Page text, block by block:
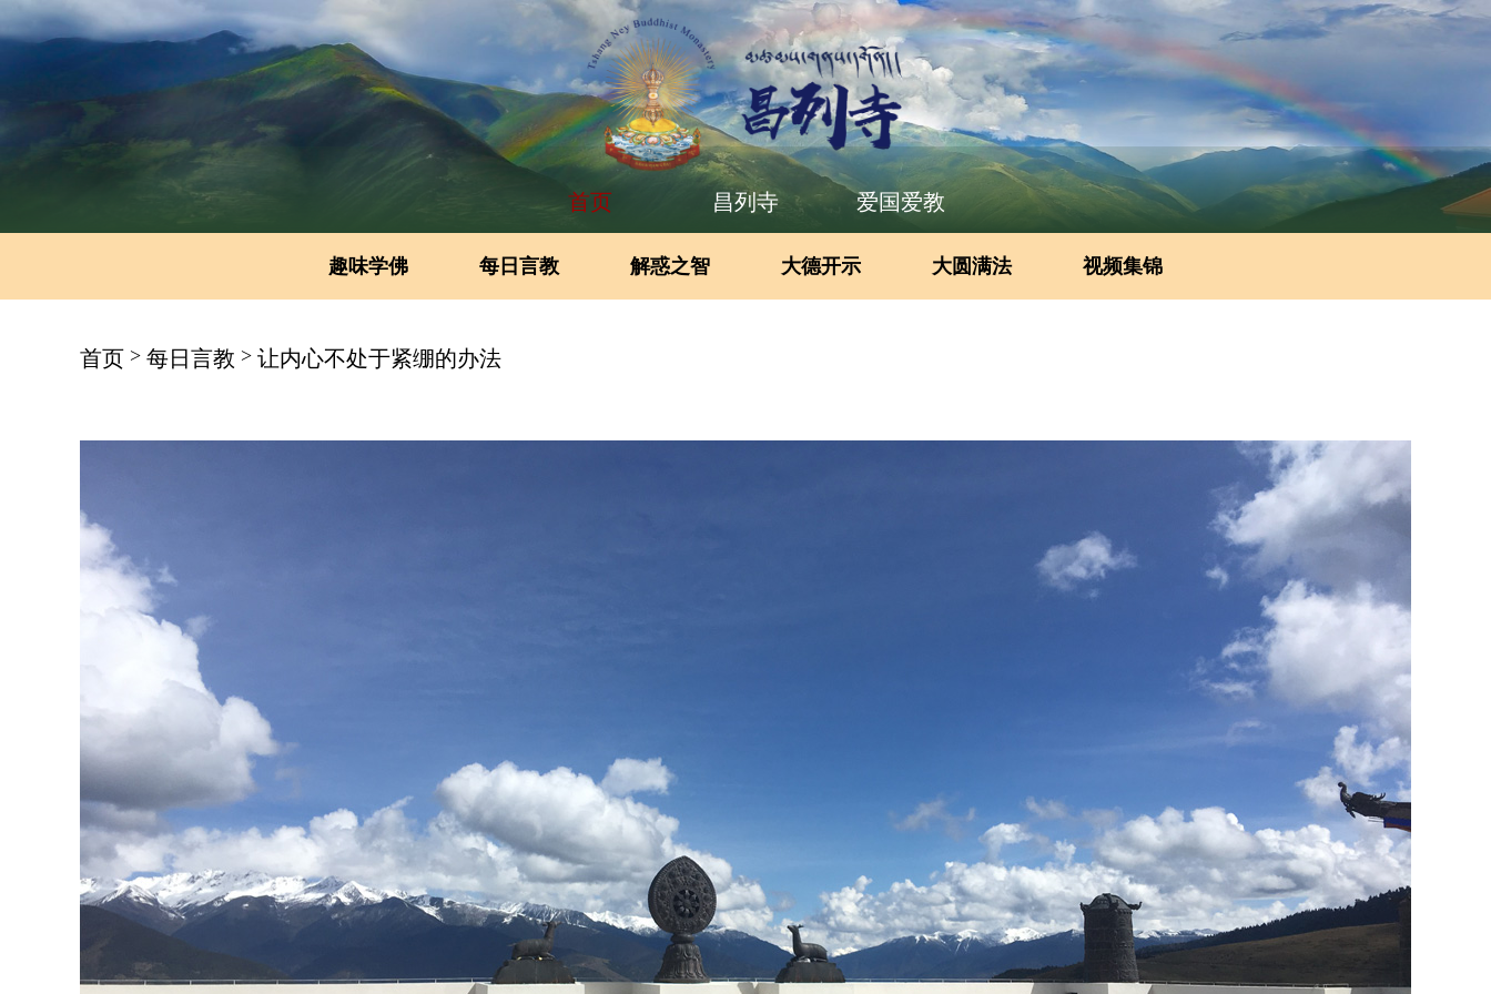
首页 昌列寺 爱国爱教
趣味学佛 每日言教 解惑之智 大德开示 大圆满法 视频集锦
首页 > 每日言教 > 让内心不处于紧绷的办法